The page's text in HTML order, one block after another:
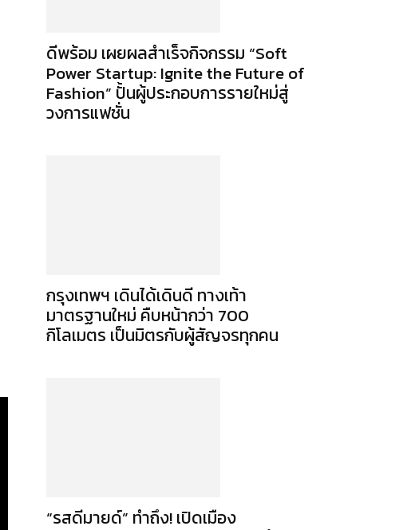
ดีพร้อม เผยผลสำเร็จกิจกรรม “Soft
Power Startup: Ignite the Future of
Fashion” ปั้นผู้ประกอบการรายใหม่สู่
วงการแฟชั่น
กรุงเทพฯ เดินได้เดินดี ทางเท้า
มาตรฐานใหม่ คืบหน้ากว่า 700
กิโลเมตร เป็นมิตรกับผู้สัญจรทุกคน
“รสดีมายด์” ทำถึง! เปิดเมือง